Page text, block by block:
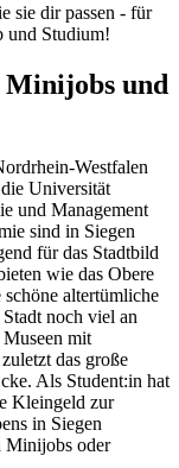
sie dir passen - für
und Studium!
und
Westfalen
Universität
und Management
sind in Siegen
für das Stadtbild
wie das Obere
schöne altertümliche
noch viel an
mit
das große
Als Student:in hat
Kleingeld zur
in Siegen
Minijobs oder